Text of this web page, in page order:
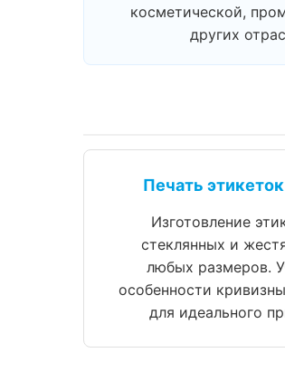
косметической,
других
Печать
Изготовление
стеклянных и
любых размеров.
особенности
для идеального